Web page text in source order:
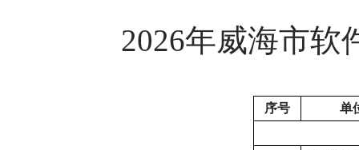
2026年威海市软
序号 单